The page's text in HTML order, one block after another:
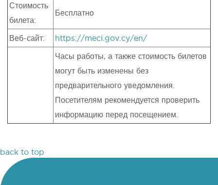
Стоимость
билета:
Бесплатно
Веб-сайт: https://meci.gov.cy/en/
Часы работы, а также стоимость билетов
могут быть изменены без
предварительного уведомления.
Посетителям рекомендуется проверить
информацию перед посещением.
back to top